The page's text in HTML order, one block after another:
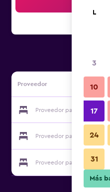
Proveedor
Proveedor para Kal Nawi
Proveedor para Kal Nawi
Proveedor para Kal Nawi
L
3
10
17
24
31
Más